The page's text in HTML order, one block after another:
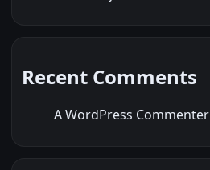
Recent Comments
A WordPress Commenter